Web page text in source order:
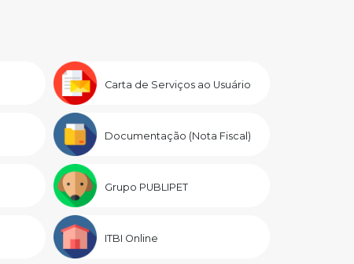
Carta de Serviços ao Usuário
Documentação (Nota Fiscal)
Grupo PUBLIPET
ITBI Online